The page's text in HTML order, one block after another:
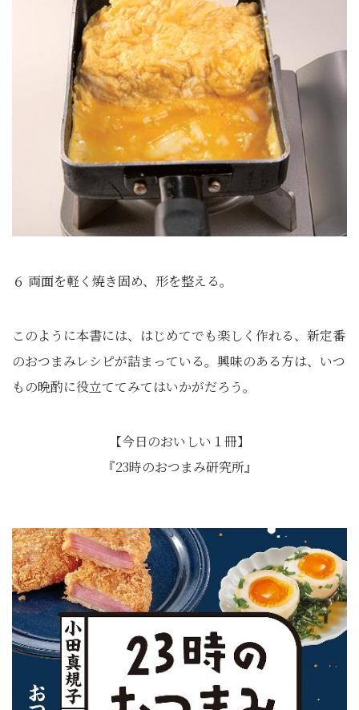
６ 両面を軽く焼き固め、形を整える。
このように本書には、はじめてでも楽しく作れる、新定番
のおつまみレシピが詰まっている。興味のある方は、いつ
もの晩酌に役立ててみてはいかがだろう。
【今日のおいしい１冊】
『23時のおつまみ研究所』